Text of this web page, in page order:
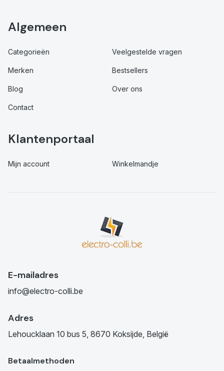
Algemeen
Categorieën Veelgestelde vragen
Merken Bestsellers
Blog Over ons
Contact
Klantenportaal
Mijn account Winkelmandje
E-mailadres
info@electro-colli.be
Adres
Lehoucklaan 10 bus 5, 8670 Koksijde, België
Betaalmethoden